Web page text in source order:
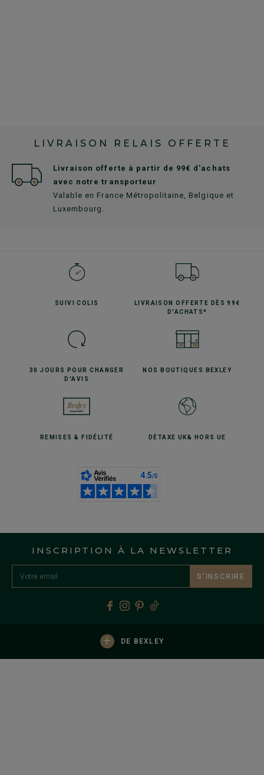
LIVRAISON RELAIS OFFERTE
Livraison offerte à partir de 99€ d'achats
avec notre transporteur
Valable en France Métropolitaine, Belgique et
Luxembourg.
SUIVICOLIS LIVRAISON OFFERTE
DÈS 99€
D'ACHATS*
30 JOURS POURCHANGER
D'AVIS
NOS BOUTIQUES BEXLEY
REMISES& FIDÉLITÉ DÉTAXE UK& HORS UE
INSCRIPTION À LA NEWSLETTER
S’INSCRIRE
+ DE BEXLEY